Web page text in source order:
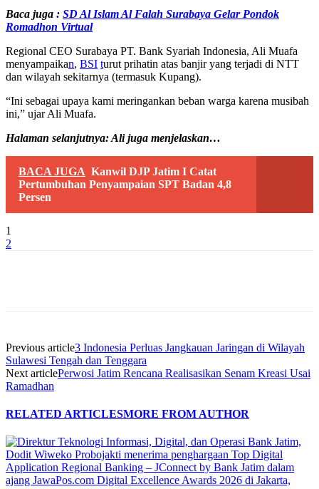
Baca juga : SD Al Islam Al Falah Surabaya Gelar Pondok
Romadhon Virtual
Regional CEO Surabaya PT. Bank Syariah Indonesia, Ali Muafa
menyampaikan, BSI turut prihatin atas banjir yang terjadi di NTT
dan wilayah sekitarnya (termasuk Kupang).
“Ini sebagai upaya kami meringankan beban warga karena musibah
ini,” ujar Ali Muafa.
Halaman selanjutnya: Ali juga menjelaskan…
BACA JUGA Kanwil DJP Jatim I Catat
Pertumbuhan Penyampaian SPT Badan 4,8
Persen
1
2
Previous article3 Indonesia Perluas Jangkauan Jaringan di Wilayah
Sulawesi Tengah dan Tenggara
Next articlePerwosi Jatim Rencana Realisasikan Senam Kreasi Usai
Ramadhan
RELATED ARTICLESMORE FROM AUTHOR